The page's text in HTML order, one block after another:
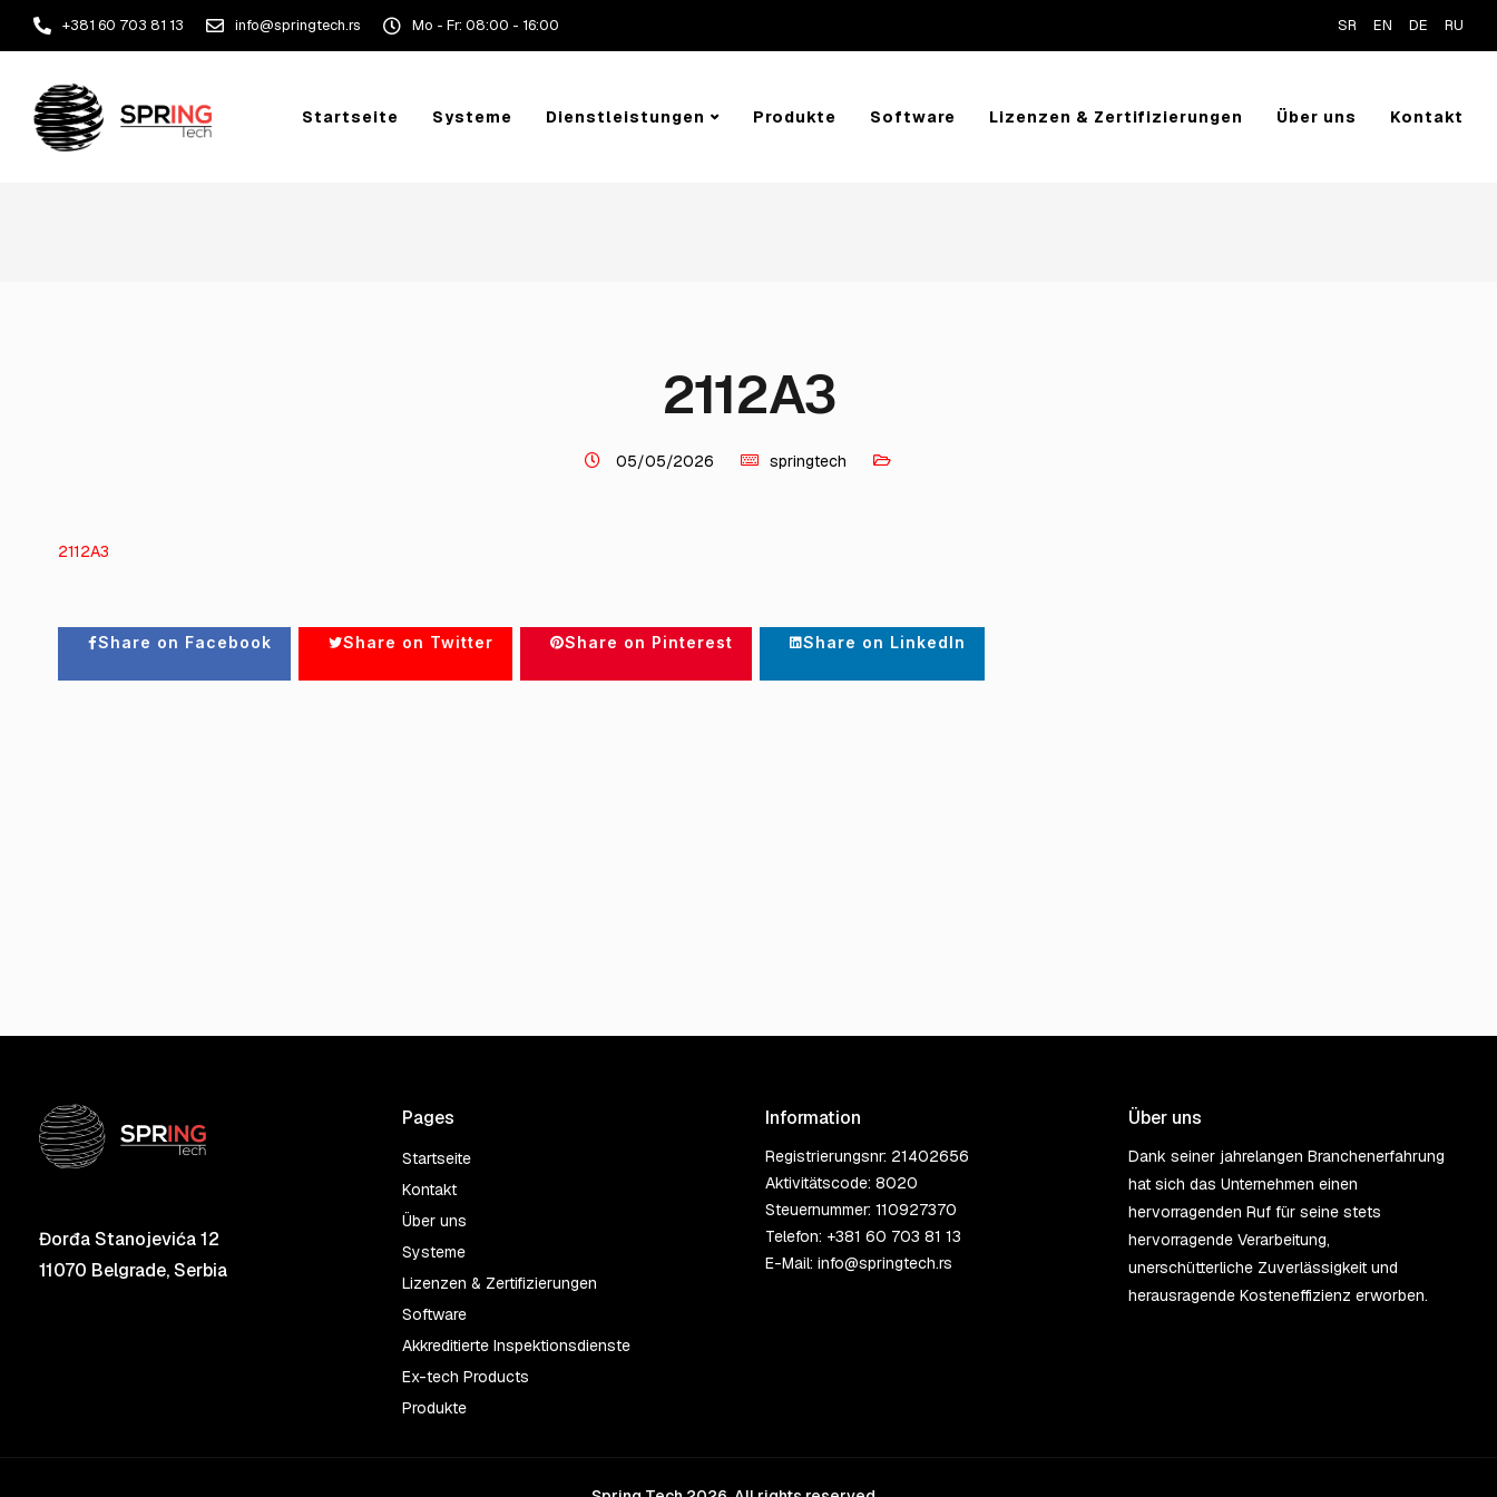
+381 60 703 81 13 info@springtech.rs Mo - Fr: 08:00 - 16:00 SR EN DE RU
Startseite Systeme Dienstleistungen Produkte Software Lizenzen & Zertifizierungen Über uns Kontakt
2112A3
05/05/2026 springtech
2112A3
Share on Facebook Share on Twitter Share on Pinterest Share on LinkedIn
Đorđa Stanojevića 12
11070 Belgrade, Serbia
Pages
Startseite
Kontakt
Über uns
Systeme
Lizenzen & Zertifizierungen
Software
Akkreditierte Inspektionsdienste
Ex-tech Products
Produkte
Information
Registrierungsnr: 21402656
Aktivitätscode: 8020
Steuernummer: 110927370
Telefon: +381 60 703 81 13
E-Mail: info@springtech.rs
Über uns
Dank seiner jahrelangen Branchenerfahrung
hat sich das Unternehmen einen
hervorragenden Ruf für seine stets
hervorragende Verarbeitung,
unerschütterliche Zuverlässigkeit und
herausragende Kosteneffizienz erworben.